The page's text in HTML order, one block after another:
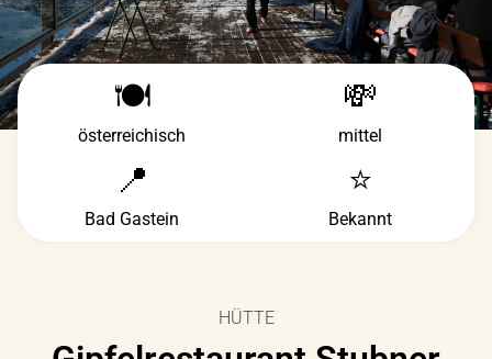
🍽️
österreichisch
💸
mittel
📍
Bad Gastein
⭐
Bekannt
HÜTTE